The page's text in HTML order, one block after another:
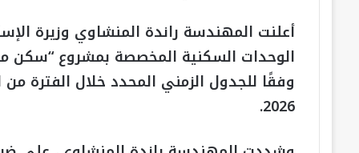
أعلنت المهندسة راندة المنشاوي وزيرة
الوحدات السكنية المخصصة بمشروع “سكن
2026.